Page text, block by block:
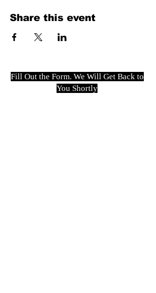
Share this event
Fill Out the Form. We Will Get Back to
You Shortly